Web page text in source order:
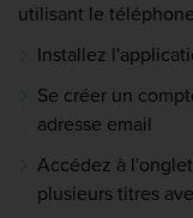
utilisant le
Installez
Se créer un
adresse email
Accédez à
plusieurs titres